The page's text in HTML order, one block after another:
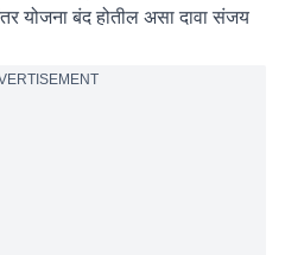
योजना बंद होतील असा दावा संजय